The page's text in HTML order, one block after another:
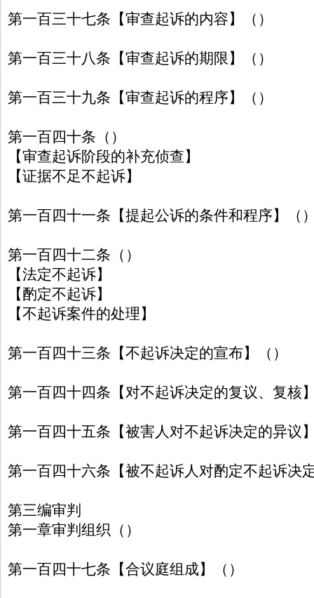
第一百三十七条【审查起诉的内容】（）
第一百三十八条【审查起诉的期限】（）
第一百三十九条【审查起诉的程序】（）
第一百四十条（）
【审查起诉阶段的补充侦查】
【证据不足不起诉】
第一百四十一条【提起公诉的条件和程序】（
第一百四十二条（）
【法定不起诉】
【酌定不起诉】
【不起诉案件的处理】
第一百四十三条【不起诉决定的宣布】（）
第一百四十四条【对不起诉决定的复议、复核
第一百四十五条【被害人对不起诉决定的异议
第一百四十六条【被不起诉人对酌定不起诉决
第三编审判
第一章审判组织（）
第一百四十七条【合议庭组成】（）